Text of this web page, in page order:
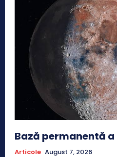
Bază permanentă a
Articole August 7, 2026